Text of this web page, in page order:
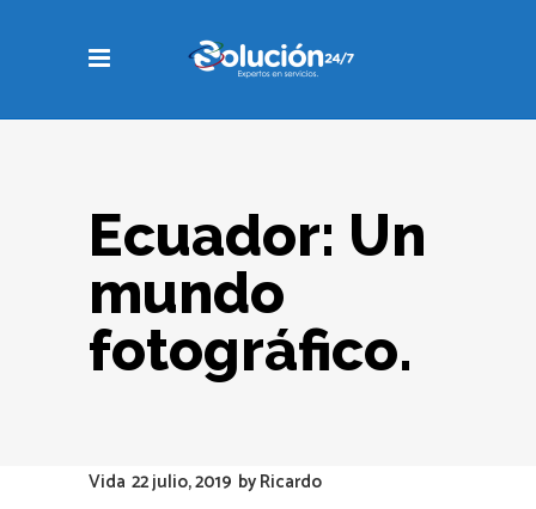
Ecuador: Un
mundo
fotográfico.
Vida 22 julio, 2019 byRicardo